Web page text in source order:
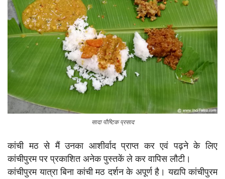
सादा पौष्टिक प्रसाद
कांची मठ से मैं उनका आशीर्वाद प्राप्त कर एवं पढ़ने के लिए
कांचीपुरम पर प्रकाशित अनेक पुस्तकें ले कर वापिस लौटी।
कांचीपुरम यात्रा बिना कांची मठ दर्शन के अपूर्ण है। यद्यपि कांचीपुरम